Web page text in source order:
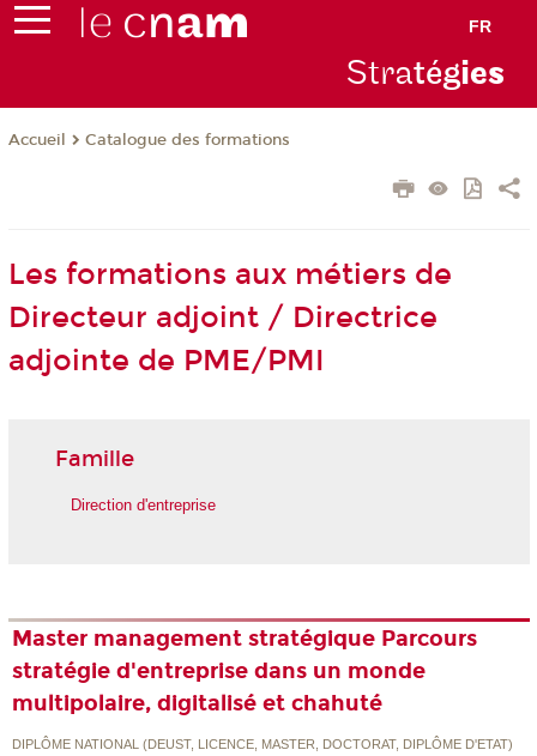
FR
Stratégies
Accueil Catalogue des formations
Les formations aux métiers de
Directeur adjoint / Directrice
adjointe de PME/PMI
Famille
Direction d'entreprise
Master management stratégique Parcours
stratégie d'entreprise dans un monde
multipolaire, digitalisé et chahuté
DIPLÔME NATIONAL (DEUST, LICENCE, MASTER, DOCTORAT, DIPLÔME D'ETAT)